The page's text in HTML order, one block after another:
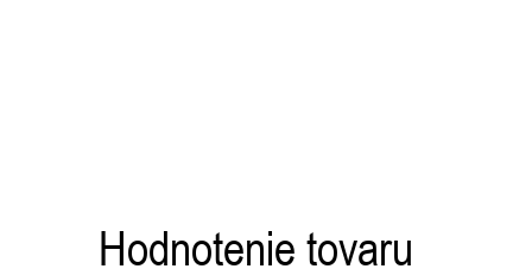
Hodnotenie tovaru
hodnotení